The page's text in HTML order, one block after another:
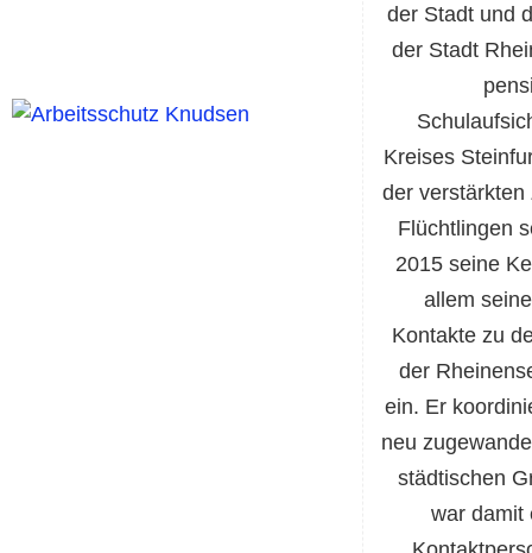
der Stadt und
der Stadt
Kreises
der verstärkten
Flüchtlingen
2015 seine
allem
Kontakte zu
der
ein. Er
neu
städtischen
war damit